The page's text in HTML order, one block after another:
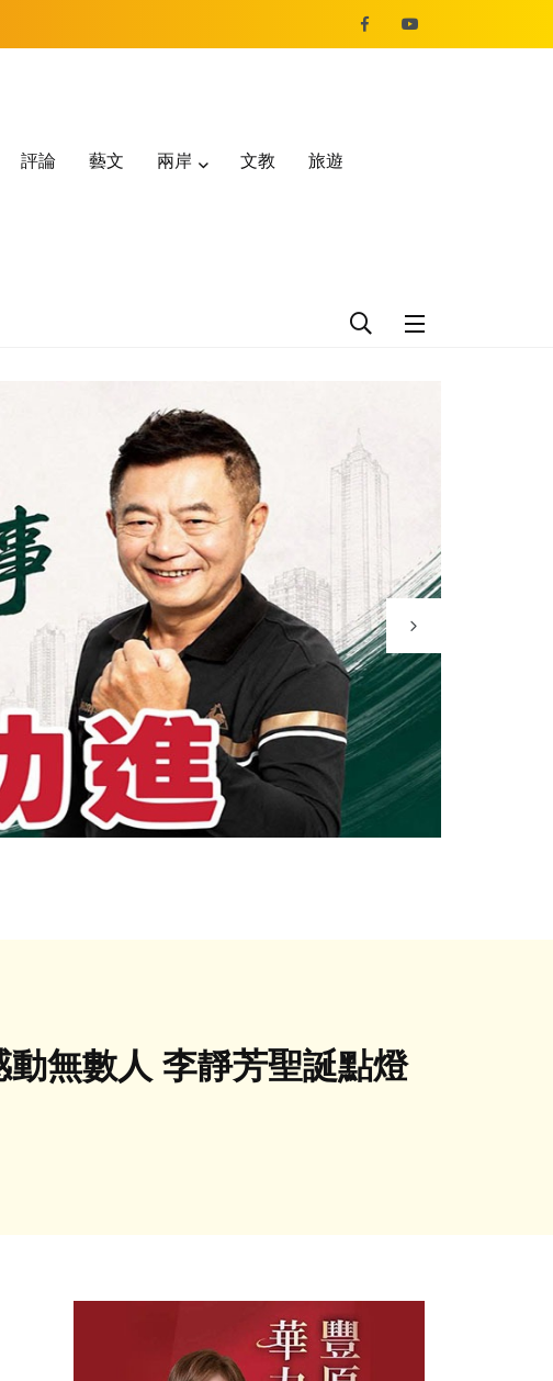
評論 藝文 兩岸 文教 旅遊
無數人 李靜芳聖誕點燈